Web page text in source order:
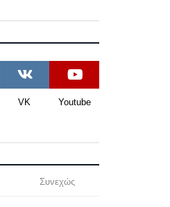
VK Youtube
Συνεχώς